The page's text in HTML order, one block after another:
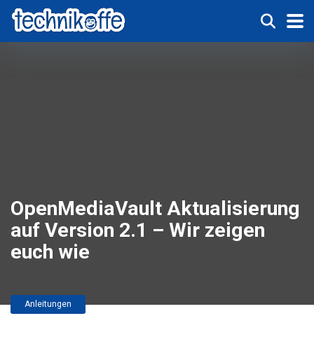
OpenMediaVault Aktualisierung
auf Version 2.1 – Wir zeigen
euch wie
Anleitungen